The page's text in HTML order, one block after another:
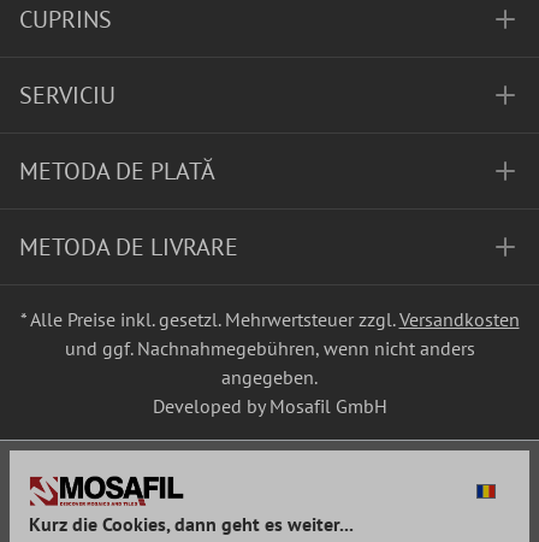
CUPRINS
SERVICIU
METODA DE PLATĂ
METODA DE LIVRARE
* Alle Preise inkl. gesetzl. Mehrwertsteuer zzgl.Versandkosten
und ggf. Nachnahmegebühren, wenn nicht anders
angegeben.
Developed by Mosafil GmbH
Kurz die Cookies, dann geht es weiter...